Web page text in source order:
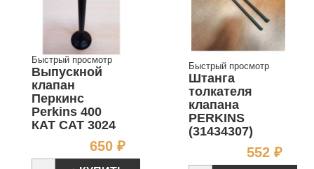
Быстрый просмотр
Выпускной
клапан
Перкинс
Perkins 400
КАТ CAT 3024
650 ₽Цена
Быстрый просмотр
Штанга
толкателя
клапана
PERKINS
(31434307)
552 ₽